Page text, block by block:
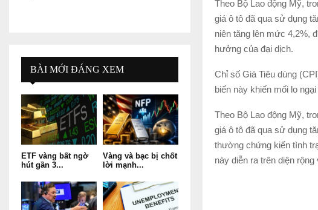
Theo Bộ Lao động Mỹ,
giá ô tô đã qua sử dụng
niên tăng lên mức 4,2%,
hưởng của đại dịch.
Chỉ số Giá Tiêu dùng
biến này khiến mối lo
Theo Bộ Lao động Mỹ,
giá ô tô đã qua sử dụng
thường chứng kiến tình
này diễn ra trên diện
BÀI MỚI ĐÁNG XEM
ETF vàng bất ngờ
hút gần 3...
Vàng và bạc bị chốt
lời mạnh...